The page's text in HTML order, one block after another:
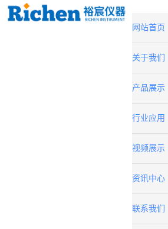
网站首页
关于我们
产品展示
行业应用
视频展示
资讯中心
联系我们